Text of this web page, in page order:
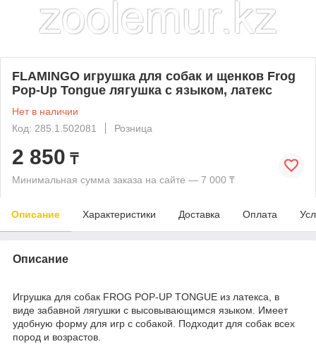
FLAMINGO игрушка для собак и щенков Frog
Pop-Up Tongue лягушка с языком, латекс
Нет в наличии
Код: 285.1.502081
Розница
2 850 ₸
Минимальная сумма заказа на сайте — 7 000 ₸
Описание Характеристики Доставка Оплата
Описание
Игрушка для собак FROG POP-UP TONGUE из латекса, в
виде забавной лягушки с высовывающимся языком. Имеет
удобную форму для игр с собакой. Подходит для собак всех
пород и возрастов.